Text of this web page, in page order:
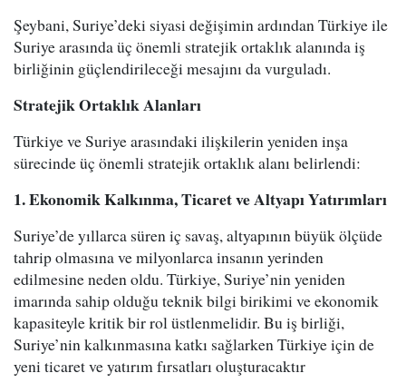
Şeybani, Suriye’deki siyasi değişimin ardından Türkiye ile
Suriye arasında üç önemli stratejik ortaklık alanında iş
birliğinin güçlendirileceği mesajını da vurguladı.
Stratejik Ortaklık Alanları
Türkiye ve Suriye arasındaki ilişkilerin yeniden inşa
sürecinde üç önemli stratejik ortaklık alanı belirlendi:
1. Ekonomik Kalkınma, Ticaret ve Altyapı Yatırımları
Suriye’de yıllarca süren iç savaş, altyapının büyük ölçüde
tahrip olmasına ve milyonlarca insanın yerinden
edilmesine neden oldu. Türkiye, Suriye’nin yeniden
imarında sahip olduğu teknik bilgi birikimi ve ekonomik
kapasiteyle kritik bir rol üstlenmelidir. Bu iş birliği,
Suriye’nin kalkınmasına katkı sağlarken Türkiye için de
yeni ticaret ve yatırım fırsatları oluşturacaktır